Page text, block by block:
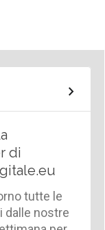
di
tutte le
dalle nostre